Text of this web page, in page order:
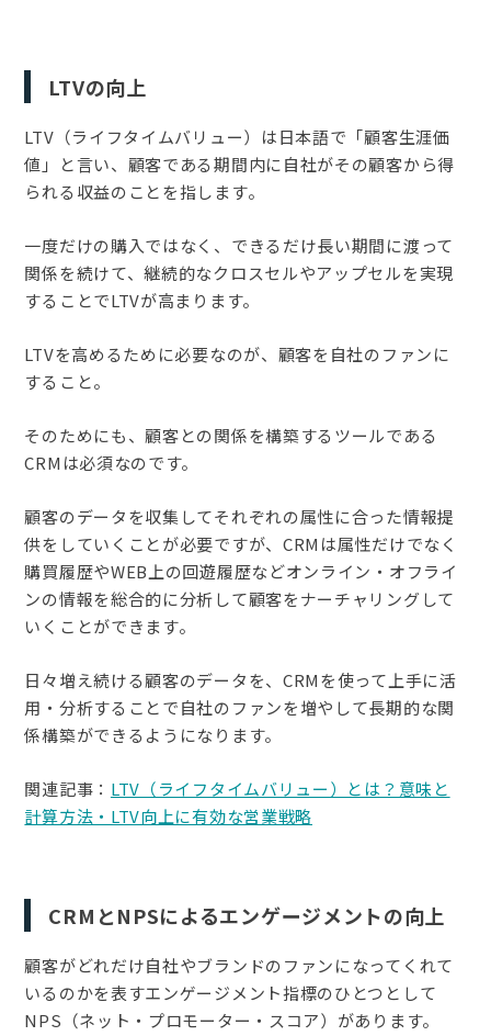
LTVの向上
LTV（ライフタイムバリュー）は日本語で「顧客生涯価
値」と言い、顧客である期間内に自社がその顧客から得
られる収益のことを指します。
一度だけの購入ではなく、できるだけ長い期間に渡って
関係を続けて、継続的なクロスセルやアップセルを実現
することでLTVが高まります。
LTVを高めるために必要なのが、顧客を自社のファンに
すること。
そのためにも、顧客との関係を構築するツールである
CRMは必須なのです。
顧客のデータを収集してそれぞれの属性に合った情報提
供をしていくことが必要ですが、CRMは属性だけでなく
購買履歴やWEB上の回遊履歴などオンライン・オフライ
ンの情報を総合的に分析して顧客をナーチャリングして
いくことができます。
日々増え続ける顧客のデータを、CRMを使って上手に活
用・分析することで自社のファンを増やして長期的な関
係構築ができるようになります。
関連記事： LTV（ライフタイムバリュー）とは？意味と
計算方法・LTV向上に有効な営業戦略
CRMとNPSによるエンゲージメントの向上
顧客がどれだけ自社やブランドのファンになってくれて
いるのかを表すエンゲージメント指標のひとつとして
NPS（ネット・プロモーター・スコア）があります。